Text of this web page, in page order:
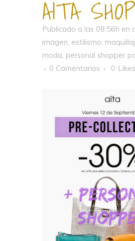
AÏTA SHOP
Publicado a las 08:56h en
imagen, estilismo,
moda, personal shopper
0 Comentarios
0 Likes